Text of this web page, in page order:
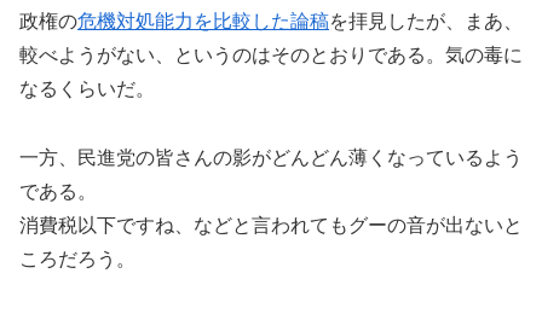
政権の危機対処能力を比較した論稿を拝見したが、まあ、
較べようがない、というのはそのとおりである。気の毒に
なるくらいだ。
一方、民進党の皆さんの影がどんどん薄くなっているよう
である。
消費税以下ですね、などと言われてもグーの音が出ないと
ころだろう。